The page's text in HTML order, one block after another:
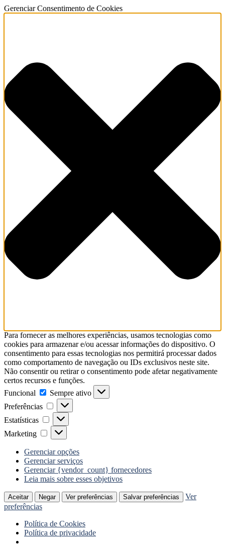
Gerenciar Consentimento de Cookies
Para fornecer as melhores experiências, usamos tecnologias como
cookies para armazenar e/ou acessar informações do dispositivo. O
consentimento para essas tecnologias nos permitirá processar dados
como comportamento de navegação ou IDs exclusivos neste site.
Não consentir ou retirar o consentimento pode afetar negativamente
certos recursos e funções.
Funcional
Funcional
Sempre ativo
Preferências
Preferências
Estatísticas Estatísticas
Marketing Marketing
Gerenciar opções
Gerenciar serviços
Gerenciar {vendor_count} fornecedores
Leia mais sobre esses objetivos
Aceitar Negar Ver preferências Salvar preferências
Ver
preferências
Política de Cookies
Política de privacidade